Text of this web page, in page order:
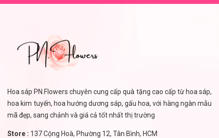
Hoa sáp PN.Flowers chuyên cung cấp quà tặng cao cấp từ hoa sáp,
hoa kim tuyến, hoa hướng dương sáp, gấu hoa, với hàng ngàn mẫu
mã đẹp, sang chảnh và giá cả tốt nhất thị trường
Store : 137 Cộng Hoà, Phường 12, Tân Bình, HCM